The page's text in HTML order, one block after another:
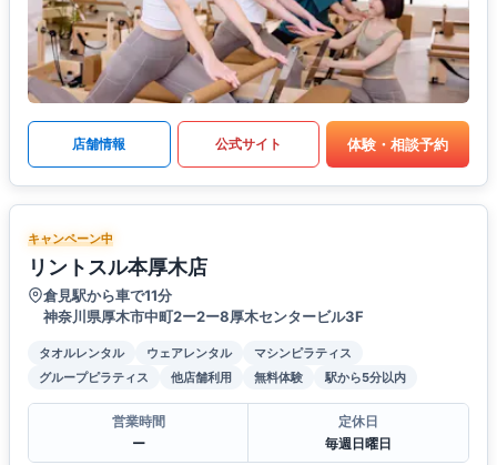
店舗情報 公式サイト 体験・相談予約
キャンペーン中
リントスル本厚木店
倉見駅から車で11分
神奈川県厚木市中町2ー2ー8厚木センタービル3F
タオルレンタル ウェアレンタル
マシンピラティス
グループピラティス
他店舗利用 無料体験 駅から5分以内
営業時間
ー
定休日
毎週日曜日